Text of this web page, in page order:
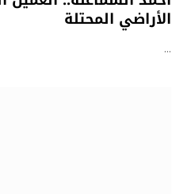
الأراضي المحتلة
…